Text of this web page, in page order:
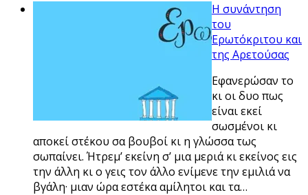
Η συνάντηση
του
Ερωτόκριτου και
της Αρετούσας
Εφανερώσαν το
κι οι δυο πως
είναι εκεί
σωσμένοι κι
αποκεί στέκου σα βουβοί κι η γλώσσα τως
σωπαίνει. Ήτρεμ’ εκείνη σ’ μια μεριά κι εκείνος εις
την άλλη κι ο γεις τον άλλο ενίμενε την εμιλιά να
βγάλη· μιαν ώρα εστέκα αμίλητοι και τα…